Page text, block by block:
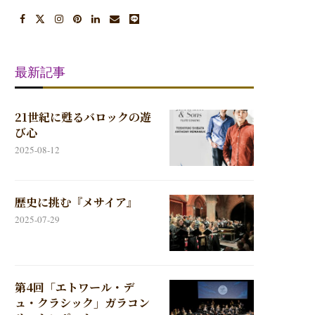
最新記事
21世紀に甦るバロックの遊
び心
2025-08-12
歴史に挑む『メサイア』
2025-07-29
第4回「エトワール・デ
ュ・クラシック」ガラコン